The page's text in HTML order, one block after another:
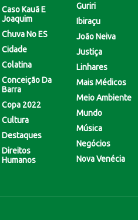
Caso Kauã E
Joaquim
Chuva No ES
Cidade
Colatina
Conceição Da
Barra
Copa 2022
Cultura
Destaques
Direitos
Humanos
Guriri
Ibiraçu
João Neiva
Justiça
Linhares
Mais Médicos
Meio Ambiente
Mundo
Música
Negócios
Nova Venécia